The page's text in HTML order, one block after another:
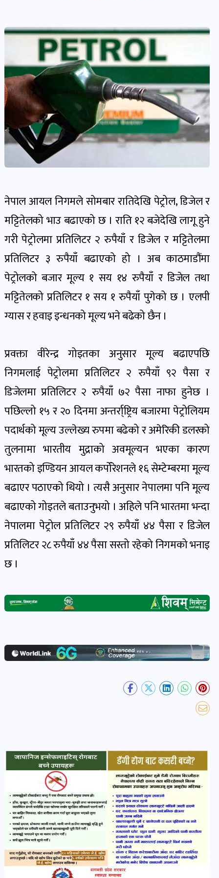
देश-
प्रदेश
पोष्ट
विकास-
निर्माण
खबर
पोष्ट
कृषक
पोष्ट
पर्यटन
खबर
पोष्ट
शिक्षा
बिपद-
जोखिम
पोष्ट
खेल
खेलाडी
पोष्ट
अपराध
खबर
पोष्ट
खबर
पोष्ट
प्रवास
खबर
पोष्ट
कला-
साहित्य
पोष्ट
नेपाल आयल निगमले सोमबार रातिदेखि पेट्रोल, डिजेल र
मट्टितेलको भाउ बढाएको छ । राति १२ बजेदेखि लागू हुने
गरी पेट्रोलमा प्रतिलिटर २ रुपैयाँ र डिजेल र मट्टितेलमा
प्रतिलिटर ३ रुपैयाँ बढाएको हो । अब काठमाडौंमा
पेट्रोलको बजार मूल्य १ सय १४ रुपैयाँ र डिजेल तथा
मट्टितेलको प्रतिलिटर १ सय १ रुपैयाँ पुगेको छ । एलपी
ग्यास र हवाइ इन्धनको मूल्य भने बढेको छैन ।
प्रवक्ता वीरेन्द्र गोइतका अनुसार मूल्य बढाएपछि
निगमलाई पेट्रोलमा प्रतिलिटर २ रुपैयाँ ९२ पैसा र
डिजेलमा प्रतिलिटर २ रुपैयाँ ७२ पैसा नाफा हुनेछ ।
पछिल्लो १५ र २० दिनमा अन्तर्रा्ष्ट्रिय बजारमा पेट्रोलियम
पदार्थको मूल्य उल्लेख्य रुपमा बढेको र अमेरिकी डलरको
तुलनामा भारतीय मुद्राको अवमूल्यन भएका कारण
भारतको इण्डियन आयल कर्पोरेशनले १६ सेम्टेम्बरमा मूल्य
बढाएर पठाएको थियो । त्यसै अनुसार नेपालमा पनि मूल्य
बढाएको गोइतले बताउनुभयो । अहिले पनि भारतमा भन्दा
नेपालमा पेट्रोल प्रतिलिटर २९ रुपैयाँ ४४ पैसा र डिजेल
प्रतिलिटर २८ रुपैयाँ ४४ पैसा सस्तो रहेको निगमको भनाइ
छ ।